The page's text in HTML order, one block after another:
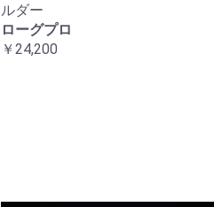
ルダー
ローグプロ
￥24,200